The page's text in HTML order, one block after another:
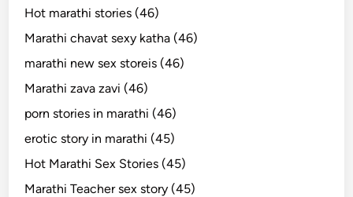
Hot marathi stories (46)
Marathi chavat sexy katha (46)
marathi new sex storeis (46)
Marathi zava zavi (46)
porn stories in marathi (46)
erotic story in marathi (45)
Hot Marathi Sex Stories (45)
Marathi Teacher sex story (45)